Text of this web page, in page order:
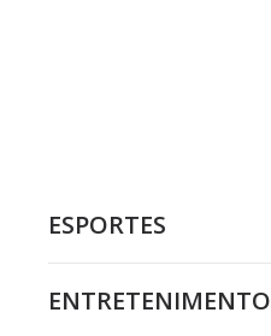
ESPORTES
ENTRETENIMENTO